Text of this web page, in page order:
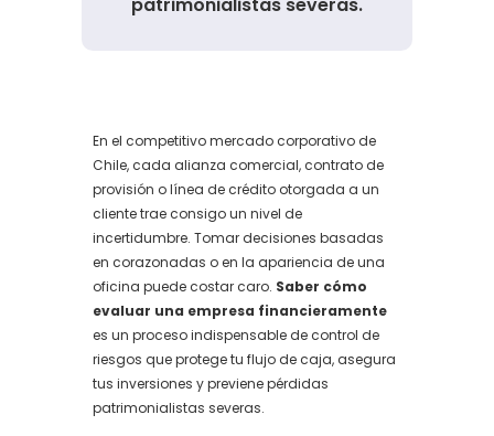
En el competitivo mercado corporativo de
Chile, cada alianza comercial, contrato de
provisión o línea de crédito otorgada a un
cliente trae consigo un nivel de
incertidumbre. Tomar decisiones basadas
en corazonadas o en la apariencia de una
oficina puede costar caro. Saber cómo
evaluar una empresa financieramente
es un proceso indispensable de control de
riesgos que protege tu flujo de caja, asegura
tus inversiones y previene pérdidas
patrimonialistas severas.